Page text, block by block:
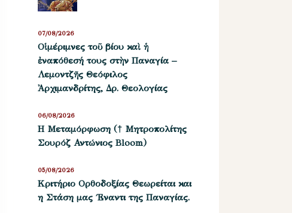
Οἱ μέριμνες τοῦ βίου καὶ ἡ
ἐναπόθεσή τους στὴν Παναγία –
Λεμοντζῆς Θεόφιλος
Ἀρχιμανδρίτης, Δρ. Θεολογίας
07/08/2026
Η Μεταμόρφωση († Μητροπολίτης
Σουρόζ Αντώνιος Bloom)
06/08/2026
Kριτήριο Oρθοδοξίας Θεωρείται και
η Στάση μας ΄Εναντι της Παναγίας.
05/08/2026